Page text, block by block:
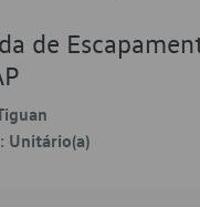
de
Unitário(a)